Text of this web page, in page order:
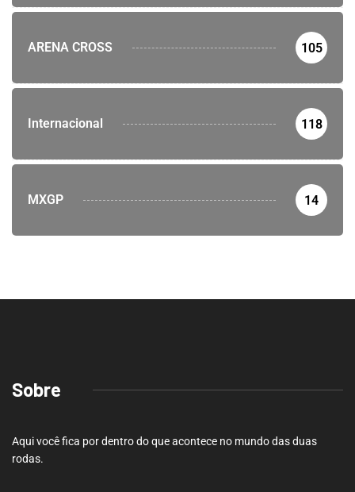
ARENA CROSS 105
Internacional 118
MXGP 14
Sobre
Aqui você fica por dentro do que acontece no mundo das duas
rodas.